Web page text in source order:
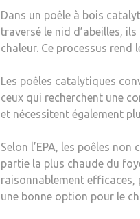
Dans un poêle à bois
traversé le nid d’abeilles,
chaleur. Ce processus
Les poêles catalytiques
ceux qui recherchent une
et nécessitent également
Selon l’EPA, les poêles
partie la plus chaude du
raisonnablement efficaces,
une bonne option pour le